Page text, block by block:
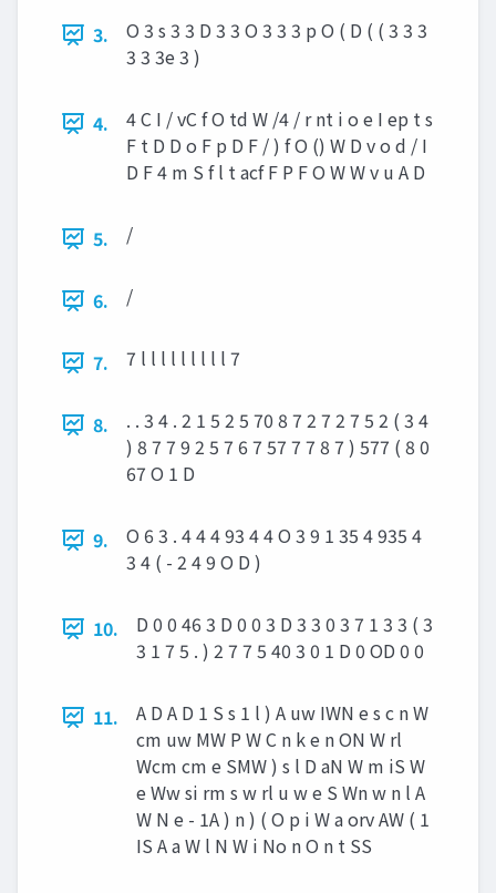
3.
O 3 s 3 3 D 3 3 O 3 3 3 p O ( D ( ( 3 3 3
3 3 3e 3 )
4.
4 C I / vC f O td W /4 / r nt i o e I ep t s
F t D D o F p D F / ) f O () W D v o d / I
D F 4 m S f l t acf F P F O W W v u A D
5. /
6. /
7. 7 l l l l l l l l l 7
8.
. . 3 4 . 2 1 5 2 5 70 8 7 2 7 2 7 5 2 ( 3 4
) 8 7 7 9 2 5 7 6 7 57 7 7 8 7 ) 577 ( 8 0
67 O 1 D
9.
O 6 3 . 4 4 4 93 4 4 O 3 9 1 35 4 935 4
3 4 ( - 2 4 9 O D )
10.
D 0 0 46 3 D 0 0 3 D 3 3 0 3 7 1 3 3 ( 3
3 1 7 5 . ) 2 7 7 5 40 3 0 1 D 0 OD 0 0
11.
A D A D 1 S s 1 l ) A uw IWN e s c n W
cm uw MW P W C n k e n ON W rl
Wcm cm e SMW ) s l D aN W m iS W
e Ww si rm s w rl u w e S Wn w n l A
W N e - 1A ) n ) ( O p i W a orv AW ( 1
IS A a W l N W i No n O n t SS